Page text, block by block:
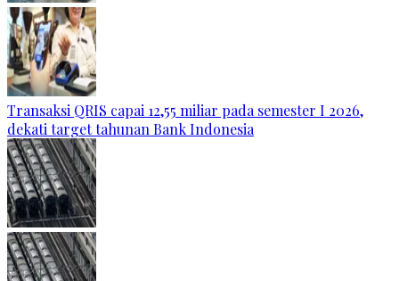
Transaksi QRIS capai 12,55 miliar pada semester I 2026,
dekati target tahunan Bank Indonesia